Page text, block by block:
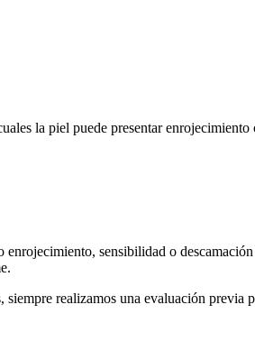
la piel puede presentar enrojecimiento
sensibilidad o
realizamos una evaluación previa